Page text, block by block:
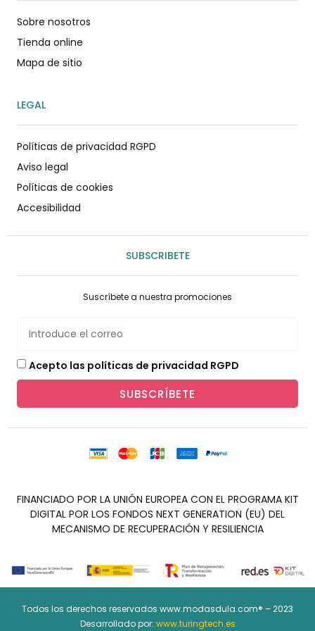
Sobre nosotros
Tienda online
Mapa de sitio
LEGAL
Políticas de privacidad RGPD
Aviso legal
Políticas de cookies
Accesibilidad
SUBSCRIBETE
Suscríbete a nuestra promociones
Acepto las políticas de privacidad RGPD
SUBSCRÍBETE
FINANCIADO POR LA UNIÓN EUROPEA CON EL PROGRAMA KIT
DIGITAL POR LOS FONDOS NEXT GENERATION (EU) DEL
MECANISMO DE RECUPERACIÓN Y RESILIENCIA
Todos los derechos reservados www.modasdula.com® – 2023
Desarrollado por: www.turingtech.es